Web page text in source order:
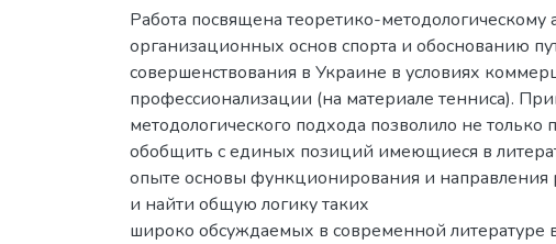
Работа посвящена теоретико-методологическому
организационных основ спорта и обоснованию
совершенствования в Украине в условиях
профессионализации (на материале тенниса).
методологического подхода позволило не только
обобщить с единых позиций имеющиеся в
опыте основы функционирования и направления
и найти общую логику таких
широко обсуждаемых в современной литературе